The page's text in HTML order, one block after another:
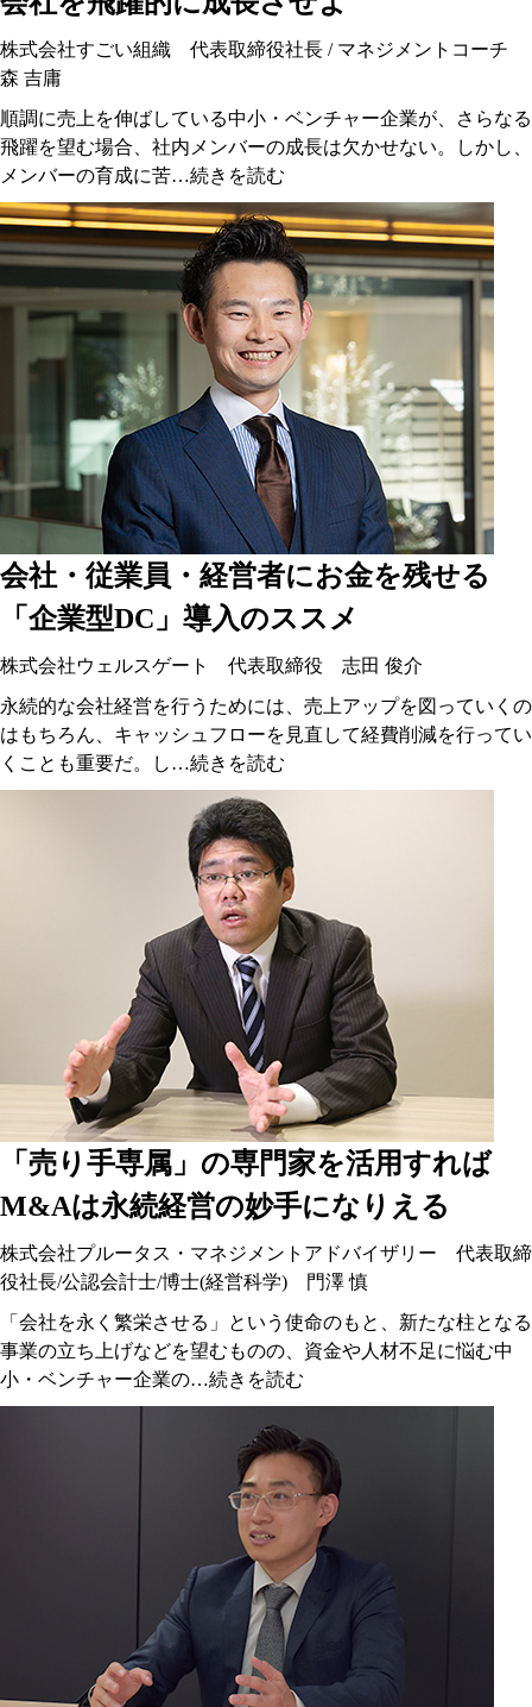
株式会社すごい組織 代表取締役社長 / マネジメントコーチ
森 吉庸
順調に売上を伸ばしている中小・ベンチャー企業が、さらなる
飛躍を望む場合、社内メンバーの成長は欠かせない。しかし、
メンバーの育成に苦…続きを読む
会社・従業員・経営者にお金を残せる
「企業型DC」導入のススメ
株式会社ウェルスゲート 代表取締役 志田 俊介
永続的な会社経営を行うためには、売上アップを図っていくの
はもちろん、キャッシュフローを見直して経費削減を行ってい
くことも重要だ。し…続きを読む
「売り手専属」の専門家を活用すれば
M&Aは永続経営の妙手になりえる
株式会社プルータス・マネジメントアドバイザリー 代表取締
役社長/公認会計士/博士(経営科学) 門澤 慎
「会社を永く繁栄させる」という使命のもと、新たな柱となる
事業の立ち上げなどを望むものの、資金や人材不足に悩む中
小・ベンチャー企業の…続きを読む